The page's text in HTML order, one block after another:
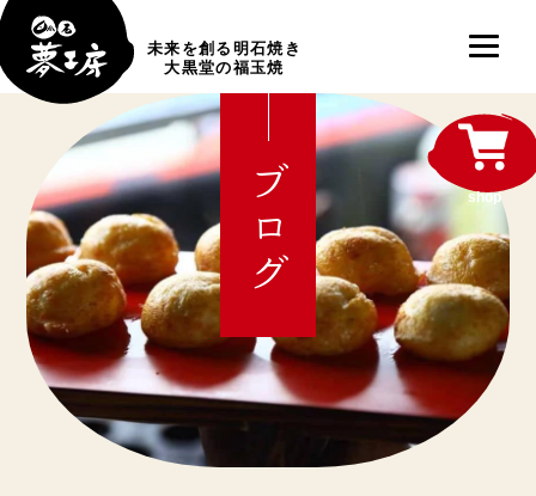
未来を創る明石焼き
大黒堂の福玉焼
ブログ shop